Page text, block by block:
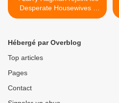
Desperate Housewives -
Vidéo
Hébergé par Overblog
Top articles
Pages
Contact